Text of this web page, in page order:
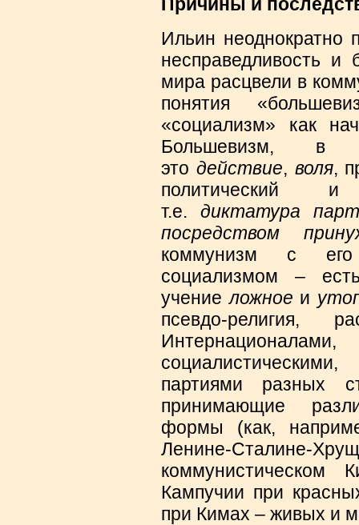
Ильин неоднократно
несправедливость и
мира расцвели в
понятия
«социализм» как
Большевизм, в
это действие, воля,
политический
т.е. диктатура
посредством
коммунизм с его
социализмом –
учениеложное и
псевдо-религия,
партиями разных
принимающие
формы (как,
Ленине-Сталине-
Кампучии при
при Кимах – живых и